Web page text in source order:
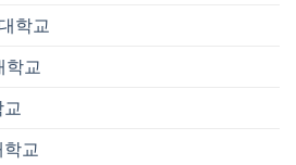
학교
학교
학교